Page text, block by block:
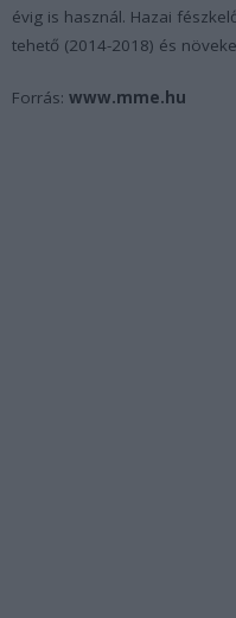
évig is használ. Hazai
tehető (2014-2018) és
Forrás: www.mme.hu